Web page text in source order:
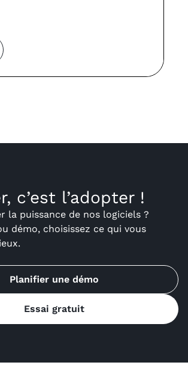
c’est l’adopter !
la puissance de nos logiciels ?
démo, choisissez ce qui vous
Planifier une démo
Essai gratuit